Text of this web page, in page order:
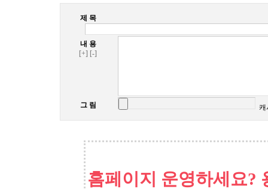
제 목
내 용
[+] [-]
그 림 캐
홈페이지 운영하세요?